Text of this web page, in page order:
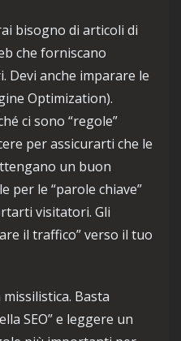
bisogno di articoli di
che forniscano
anche imparare le
Optimization).
ci sono “regole”
per assicurarti che le
un buon
per le “parole chiave”
visitatori. Gli
il traffico” verso il tuo
missilistica. Basta
SEO” e leggere un